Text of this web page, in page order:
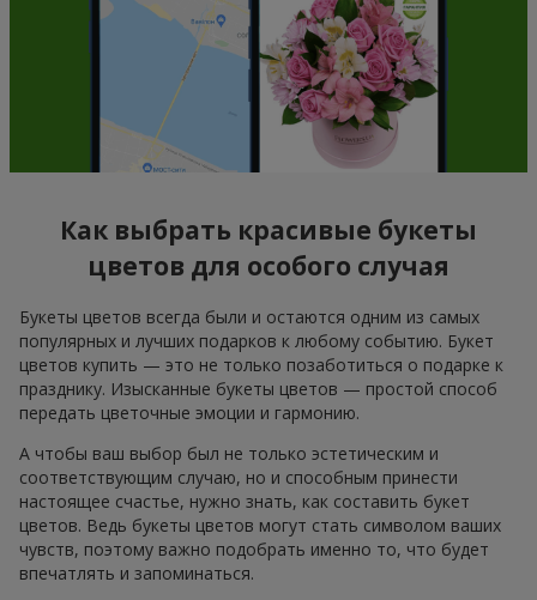
Как выбрать красивые букеты
цветов для особого случая
Букеты цветов всегда были и остаются одним из самых
популярных и лучших подарков к любому событию. Букет
цветов купить — это не только позаботиться о подарке к
празднику. Изысканные букеты цветов — простой способ
передать цветочные эмоции и гармонию.
А чтобы ваш выбор был не только эстетическим и
соответствующим случаю, но и способным принести
настоящее счастье, нужно знать, как составить букет
цветов. Ведь букеты цветов могут стать символом ваших
чувств, поэтому важно подобрать именно то, что будет
впечатлять и запоминаться.